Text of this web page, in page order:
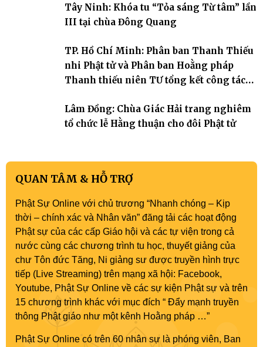
cho hơn 60 tu sinh.Tây Ninh: Khóa tu “Tỏa sáng Từ tâm” lần
III tại chùa Đông Quang
TP. Hồ Chí Minh: Phân ban Thanh Thiếu
nhi Phật tử và Phân ban Hoằng pháp
Thanh thiếu niên TƯ tổng kết công tác
Lâm Đồng: Chùa Giác Hải trang nghiêm
tổ chức lễ Hằng thuận cho đôi Phật tử
QUAN TÂM & HỖ TRỢ
Phật Sự Online với chủ trương “Nhanh chóng – Kịp
thời – chính xác và Nhân văn” đăng tải các hoạt động
Phật sự của các cấp Giáo hội và các tự viện trong cả
nước cùng các chương trình tu học, thuyết giảng của
chư Tôn đức Tăng, Ni giảng sư được truyền hình trực
tiếp (Live Streaming) trên mạng xã hội: Facebook,
Youtube, Phật Sự Online về các sự kiện Phật sự và trên
15 chương trình khác với mục đích “ Đẩy mạnh truyền
thông Phật giáo như một kênh Hoằng pháp …”
Phật Sự Online có trên 60 nhân sự là phóng viên, Ban